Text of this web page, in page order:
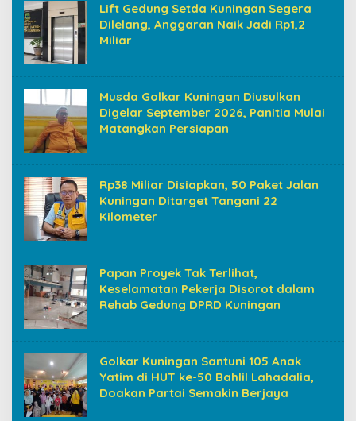
Lift Gedung Setda Kuningan Segera
Dilelang, Anggaran Naik Jadi Rp1,2
Miliar
Musda Golkar Kuningan Diusulkan
Digelar September 2026, Panitia Mulai
Matangkan Persiapan
Rp38 Miliar Disiapkan, 50 Paket Jalan
Kuningan Ditarget Tangani 22
Kilometer
Papan Proyek Tak Terlihat,
Keselamatan Pekerja Disorot dalam
Rehab Gedung DPRD Kuningan
Golkar Kuningan Santuni 105 Anak
Yatim di HUT ke-50 Bahlil Lahadalia,
Doakan Partai Semakin Berjaya